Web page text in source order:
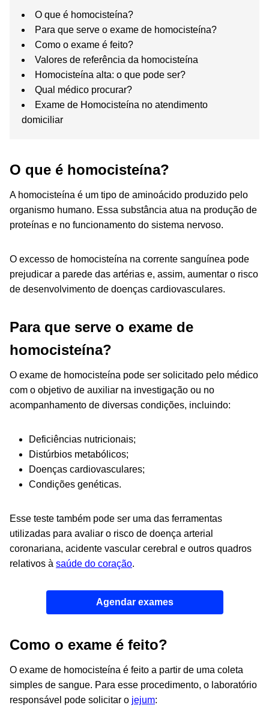
O que é homocisteína?
Para que serve o exame de homocisteína?
Como o exame é feito?
Valores de referência da homocisteína
Homocisteína alta: o que pode ser?
Qual médico procurar?
Exame de Homocisteína no atendimento
domiciliar
O que é homocisteína?
A homocisteína é um tipo de aminoácido produzido pelo
organismo humano. Essa substância atua na produção de
proteínas e no funcionamento do sistema nervoso.
O excesso de homocisteína na corrente sanguínea pode
prejudicar a parede das artérias e, assim, aumentar o risco
de desenvolvimento de doenças cardiovasculares.
Para que serve o exame de
homocisteína?
O exame de homocisteína pode ser solicitado pelo médico
com o objetivo de auxiliar na investigação ou no
acompanhamento de diversas condições, incluindo:
Deficiências nutricionais;
Distúrbios metabólicos;
Doenças cardiovasculares;
Condições genéticas.
Esse teste também pode ser uma das ferramentas
utilizadas para avaliar o risco de doença arterial
coronariana, acidente vascular cerebral e outros quadros
relativos à saúde do coração.
Agendar exames
Como o exame é feito?
O exame de homocisteína é feito a partir de uma coleta
simples de sangue. Para esse procedimento, o laboratório
responsável pode solicitar o jejum: